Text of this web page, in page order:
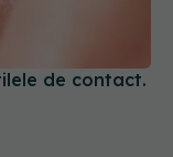
de contact.